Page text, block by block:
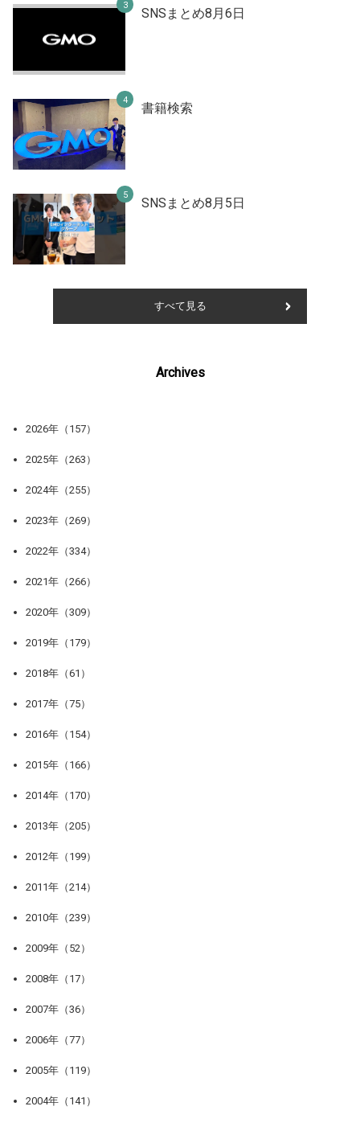
SNSまとめ8月6日
書籍検索
SNSまとめ8月5日
すべて見る
Archives
2026年（157）
2025年（263）
2024年（255）
2023年（269）
2022年（334）
2021年（266）
2020年（309）
2019年（179）
2018年（61）
2017年（75）
2016年（154）
2015年（166）
2014年（170）
2013年（205）
2012年（199）
2011年（214）
2010年（239）
2009年（52）
2008年（17）
2007年（36）
2006年（77）
2005年（119）
2004年（141）